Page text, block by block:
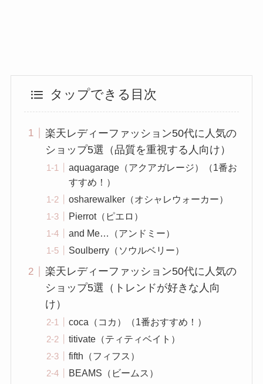
タップできる目次
楽天レディーファッション50代に人気の
ショップ5選（品質を重視する人向け）
aquagarage（アクアガレージ）（1番お
すすめ！）
osharewalker（オシャレウォーカー）
Pierrot（ピエロ）
and Me…（アンドミー）
Soulberry（ソウルベリー）
楽天レディーファッション50代に人気の
ショップ5選（トレンドが好きな人向
け）
coca（コカ）（1番おすすめ！）
titivate（ティティベイト）
fifth（フィフス）
BEAMS（ビームス）